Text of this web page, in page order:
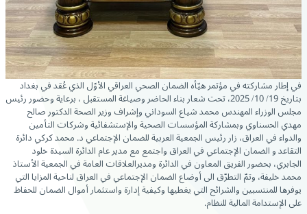
في إطار مشاركته في مؤتمر هيّأه الضمان الصحي العراقي الأوّل الذي عُقد في بغداد
بتاريخ 19/ 10/ 2025، تحت شعار بناء الحاضر وصياغة المستقبل ، برعاية وحضور رئيس
مجلس الوزراء المهندس محمد شياع السوداني وإشراف وزير الصحة الدكتور صالح
مهدي الحسناوي وبمشاركة المؤسسات الصحية والإستشفائية وشركات التأمين
والدواء في العراق، زار رئيس الجمعية العربية للضمان الإجتماعي د. محمد كركي دائرة
التقاعد و الضمان الإجتماعي في العراق واجتمع مع مدير عام الدائرة السيدة خلود
الجابري، بحضور الفريق المعاون في الدائرة ومديرالعلاقات العامة في الجمعية الأستاذ
محمد خليفة، وتمّ التطرّق الى أوضاع الضمان الإجتماعي في العراق لناحية المزايا التي
يوفرها للمنتسبين والشرائح التي يغطيها وكيفية إدارة واستثمار أموال الضمان للحفاظ
على الإستدامة المالية للنظام.